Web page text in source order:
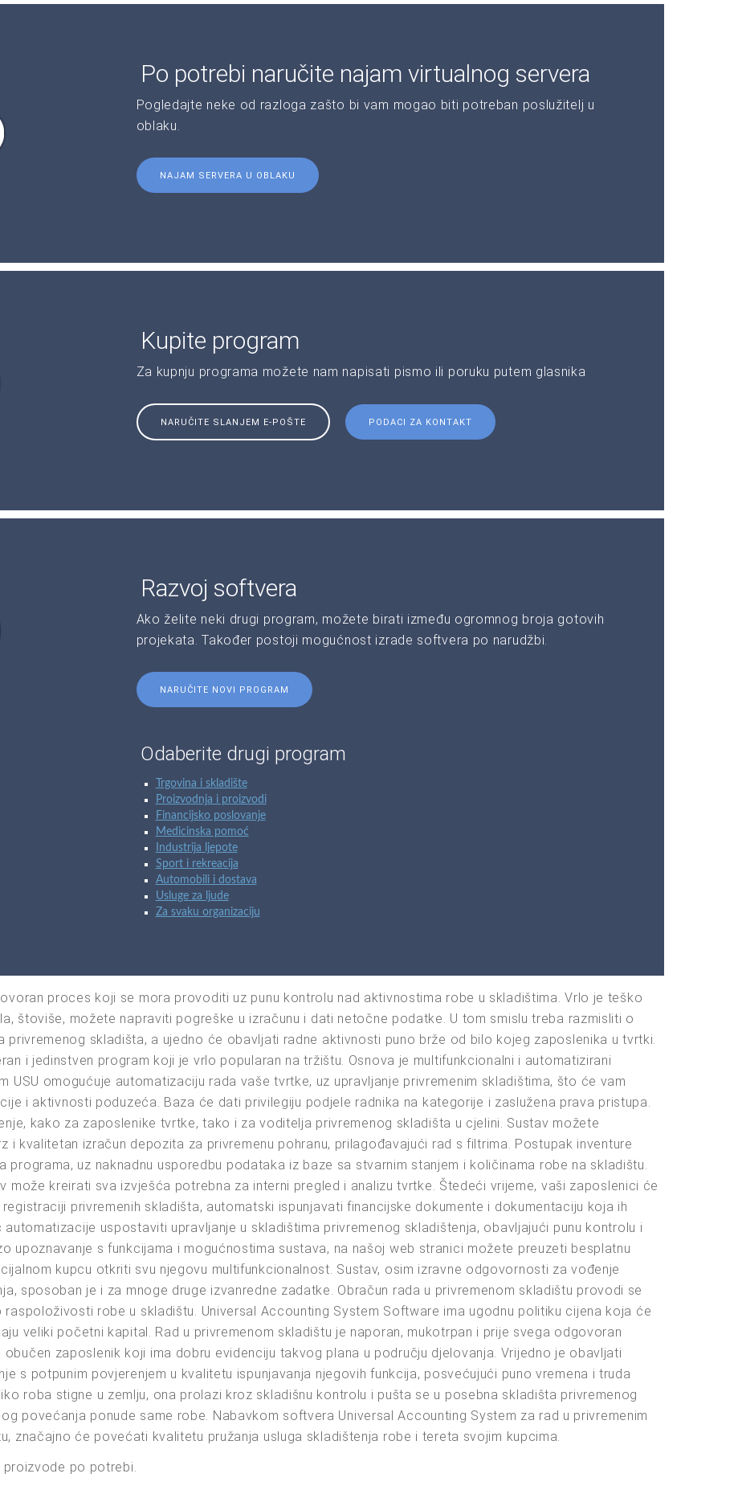
Po potrebi naručite najam virtualnog servera
Pogledajte neke od razloga zašto bi vam mogao biti potreban poslužitelj u
oblaku.
NAJAM SERVERA U OBLAKU
Kupite program
Za kupnju programa možete nam napisati pismo ili poruku putem glasnika
NARUČITE SLANJEM E-POŠTE PODACI ZA KONTAKT
Razvoj softvera
Ako želite neki drugi program, možete birati između ogromnog broja gotovih
projekata. Također postoji mogućnost izrade softvera po narudžbi.
NARUČITE NOVI PROGRAM
Odaberite drugi program
Trgovina i skladište
Proizvodnja i proizvodi
Financijsko poslovanje
Medicinska pomoć
Industrija ljepote
Sport i rekreacija
Automobili i dostava
Usluge za ljude
Za svaku organizaciju
proces koji se mora provoditi uz punu kontrolu nad aktivnostima robe u skladištima. Vrlo je teško
štoviše, možete napraviti pogreške u izračunu i dati netočne podatke. U tom smislu treba razmisliti o
skladišta, a ujedno će obavljati radne aktivnosti puno brže od bilo kojeg zaposlenika u tvrtki.
i jedinstven program koji je vrlo popularan na tržištu. Osnova je multifunkcionalni i automatizirani
USU omogućuje automatizaciju rada vaše tvrtke, uz upravljanje privremenim skladištima, što će vam
i aktivnosti poduzeća. Baza će dati privilegiju podjele radnika na kategorije i zaslužena prava pristupa.
kako za zaposlenike tvrtke, tako i za voditelja privremenog skladišta u cjelini. Sustav možete
i kvalitetan izračun depozita za privremenu pohranu, prilagođavajući rad s filtrima. Postupak inventure
uz naknadnu usporedbu podataka iz baze sa stvarnim stanjem i količinama robe na skladištu.
može kreirati sva izvješća potrebna za interni pregled i analizu tvrtke. Štedeći vrijeme, vaši zaposlenici će
privremenih skladišta, automatski ispunjavati financijske dokumente i dokumentaciju koja ih
uspostaviti upravljanje u skladištima privremenog skladištenja, obavljajući punu kontrolu i
upoznavanje s funkcijama i mogućnostima sustava, na našoj web stranici možete preuzeti besplatnu
kupcu otkriti svu njegovu multifunkcionalnost. Sustav, osim izravne odgovornosti za vođenje
sposoban je i za mnoge druge izvanredne zadatke. Obračun rada u privremenom skladištu provodi se
robe u skladištu. Universal Accounting System Software ima ugodnu politiku cijena koja će
veliki početni kapital. Rad u privremenom skladištu je naporan, mukotrpan i prije svega odgovoran
zaposlenik koji ima dobru evidenciju takvog plana u području djelovanja. Vrijedno je obavljati
s potpunim povjerenjem u kvalitetu ispunjavanja njegovih funkcija, posvećujući puno vremena i truda
roba stigne u zemlju, ona prolazi kroz skladišnu kontrolu i pušta se u posebna skladišta privremenog
povećanja ponude same robe. Nabavkom softvera Universal Accounting System za rad u privremenim
značajno će povećati kvalitetu pružanja usluga skladištenja robe i tereta svojim kupcima.
po potrebi.